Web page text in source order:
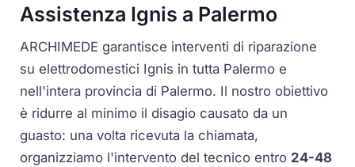
Assistenza Ignis a Palermo
ARCHIMEDE garantisce interventi di riparazione
su elettrodomestici Ignis in tutta Palermo e
nell'intera provincia di Palermo. Il nostro obiettivo
è ridurre al minimo il disagio causato da un
guasto: una volta ricevuta la chiamata,
organizziamo l'intervento del tecnico entro 24-48